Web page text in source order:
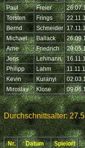
Paul
Freier
Torsten
Frings
Bernd
Schneider
Michael
Ballack
Arne
Friedrich
Jens
Lehmann
Philipp
Lahm
Kevin
Kuranyi
Miroslav
Klose
Durchschnittsalter:
Nr. Datum Spielort